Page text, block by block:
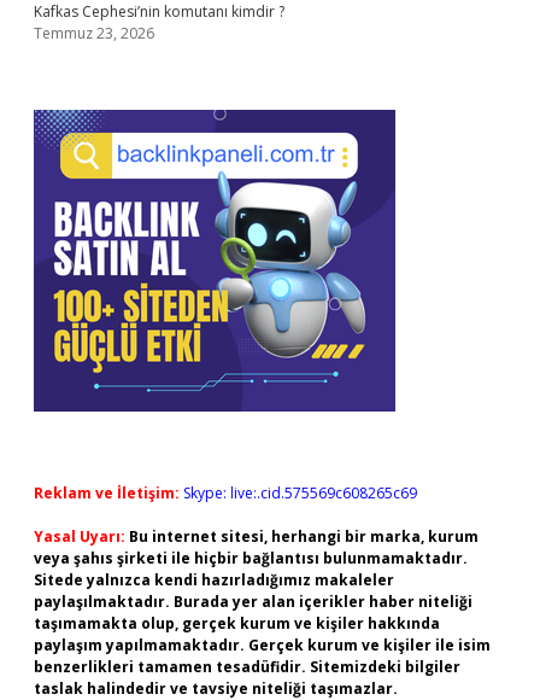
Kafkas Cephesi’nin komutanı kimdir ?
Temmuz 23, 2026
Reklam ve İletişim: Skype: live:.cid.575569c608265c69
Yasal Uyarı: Bu internet sitesi, herhangi bir marka, kurum
veya şahıs şirketi ile hiçbir bağlantısı bulunmamaktadır.
Sitede yalnızca kendi hazırladığımız makaleler
paylaşılmaktadır. Burada yer alan içerikler haber niteliği
taşımamakta olup, gerçek kurum ve kişiler hakkında
paylaşım yapılmamaktadır. Gerçek kurum ve kişiler ile isim
benzerlikleri tamamen tesadüfidir. Sitemizdeki bilgiler
taslak halindedir ve tavsiye niteliği taşımazlar.